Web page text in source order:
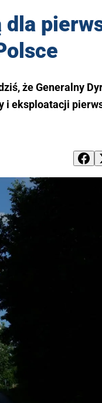
dla
że Generalny
i eksploatacji